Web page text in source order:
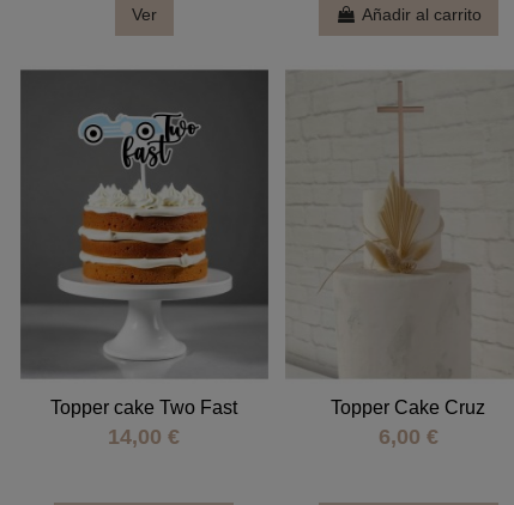
Ver Añadir al carrito
Topper cake Two Fast
14,00 €
Topper Cake Cruz
6,00 €